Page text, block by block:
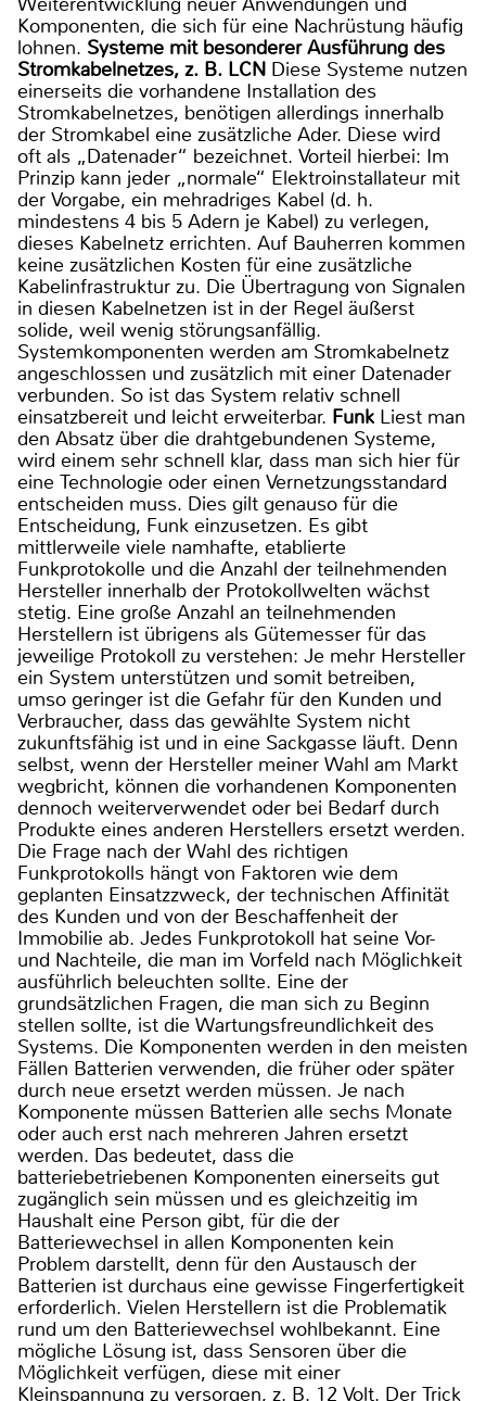
Komponenten, die sich für eine Nachrüstung häufig
lohnen. Systeme mit besonderer Ausführung des
Stromkabelnetzes, z. B. LCN Diese Systeme nutzen
einerseits die vorhandene Installation des
Stromkabelnetzes, benötigen allerdings innerhalb
der Stromkabel eine zusätzliche Ader. Diese wird
oft als „Datenader“ bezeichnet. Vorteil hierbei: Im
Prinzip kann jeder „normale“ Elektroinstallateur mit
der Vorgabe, ein mehradriges Kabel (d. h.
mindestens 4 bis 5 Adern je Kabel) zu verlegen,
dieses Kabelnetz errichten. Auf Bauherren kommen
keine zusätzlichen Kosten für eine zusätzliche
Kabelinfrastruktur zu. Die Übertragung von Signalen
in diesen Kabelnetzen ist in der Regel äußerst
solide, weil wenig störungsanfällig.
Systemkomponenten werden am Stromkabelnetz
angeschlossen und zusätzlich mit einer Datenader
verbunden. So ist das System relativ schnell
einsatzbereit und leicht erweiterbar. Funk Liest man
den Absatz über die drahtgebundenen Systeme,
wird einem sehr schnell klar, dass man sich hier für
eine Technologie oder einen Vernetzungsstandard
entscheiden muss. Dies gilt genauso für die
Entscheidung, Funk einzusetzen. Es gibt
mittlerweile viele namhafte, etablierte
Funkprotokolle und die Anzahl der teilnehmenden
Hersteller innerhalb der Protokollwelten wächst
stetig. Eine große Anzahl an teilnehmenden
Herstellern ist übrigens als Gütemesser für das
jeweilige Protokoll zu verstehen: Je mehr Hersteller
ein System unterstützen und somit betreiben,
umso geringer ist die Gefahr für den Kunden und
Verbraucher, dass das gewählte System nicht
zukunftsfähig ist und in eine Sackgasse läuft. Denn
selbst, wenn der Hersteller meiner Wahl am Markt
wegbricht, können die vorhandenen Komponenten
dennoch weiterverwendet oder bei Bedarf durch
Produkte eines anderen Herstellers ersetzt werden.
Die Frage nach der Wahl des richtigen
Funkprotokolls hängt von Faktoren wie dem
geplanten Einsatzzweck, der technischen Affinität
des Kunden und von der Beschaffenheit der
Immobilie ab. Jedes Funkprotokoll hat seine Vor-
und Nachteile, die man im Vorfeld nach Möglichkeit
ausführlich beleuchten sollte. Eine der
grundsätzlichen Fragen, die man sich zu Beginn
stellen sollte, ist die Wartungsfreundlichkeit des
Systems. Die Komponenten werden in den meisten
Fällen Batterien verwenden, die früher oder später
durch neue ersetzt werden müssen. Je nach
Komponente müssen Batterien alle sechs Monate
oder auch erst nach mehreren Jahren ersetzt
werden. Das bedeutet, dass die
batteriebetriebenen Komponenten einerseits gut
zugänglich sein müssen und es gleichzeitig im
Haushalt eine Person gibt, für die der
Batteriewechsel in allen Komponenten kein
Problem darstellt, denn für den Austausch der
Batterien ist durchaus eine gewisse Fingerfertigkeit
erforderlich. Vielen Herstellern ist die Problematik
rund um den Batteriewechsel wohlbekannt. Eine
mögliche Lösung ist, dass Sensoren über die
Möglichkeit verfügen, diese mit einer
Kleinspannung zu versorgen, z. B. 12 Volt. Der Trick